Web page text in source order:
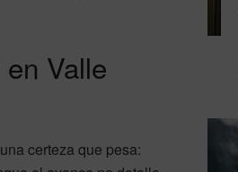
Valle
certeza que pesa: